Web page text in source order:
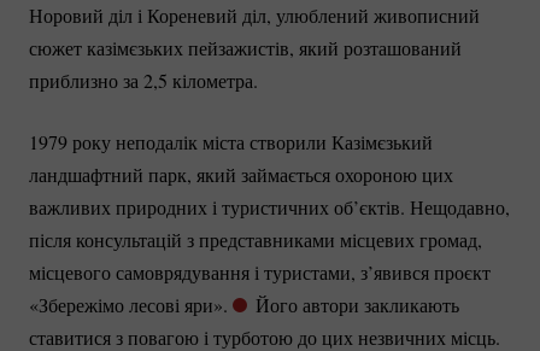
Норовий діл і Кореневий діл, улюблений живописний
сюжет казімєзьких пейзажистів, який розташований
приблизно за 2,5 кілометра.
1979 року неподалік міста створили Казімєзький
ландшафтний парк, який займається охороною цих
важливих природних і туристичних об’єктів. Нещодавно,
після консультацій з представниками місцевих громад,
місцевого самоврядування і туристами, з’явився проєкт
«Збережімо лесові яри».
Його автори закликають
ставитися з повагою і турботою до цих незвичних місць.